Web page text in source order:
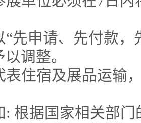
“先申请、先付款
调整。
表住宿及展品运输
: 根据国家相关部